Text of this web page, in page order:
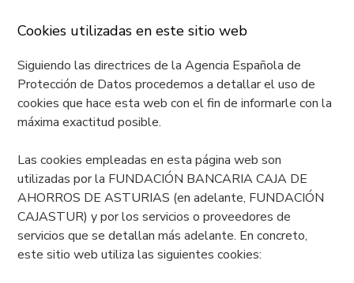
Cookies utilizadas en este sitio web
Siguiendo las directrices de la Agencia Española de
Protección de Datos procedemos a detallar el uso de
cookies que hace esta web con el fin de informarle con la
máxima exactitud posible.
Las cookies empleadas en esta página web son
utilizadas por la FUNDACIÓN BANCARIA CAJA DE
AHORROS DE ASTURIAS (en adelante, FUNDACIÓN
CAJASTUR) y por los servicios o proveedores de
servicios que se detallan más adelante. En concreto,
este sitio web utiliza las siguientes cookies: